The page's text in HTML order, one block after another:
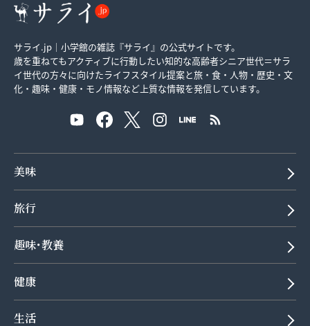
サライ.jp｜小学館の雑誌『サライ』の公式サイトです。
歳を重ねてもアクティブに行動したい知的な高齢者シニア世代＝サラ
イ世代の方々に向けたライフスタイル提案と旅・食・人物・歴史・文
化・趣味・健康・モノ情報など上質な情報を発信しています。
美味
旅行
趣味･教養
健康
生活